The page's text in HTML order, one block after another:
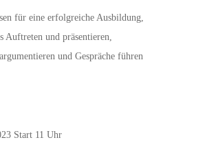
für eine erfolgreiche Ausbildung,
Auftreten und präsentieren,
und Gespräche führen
Start 11 Uhr